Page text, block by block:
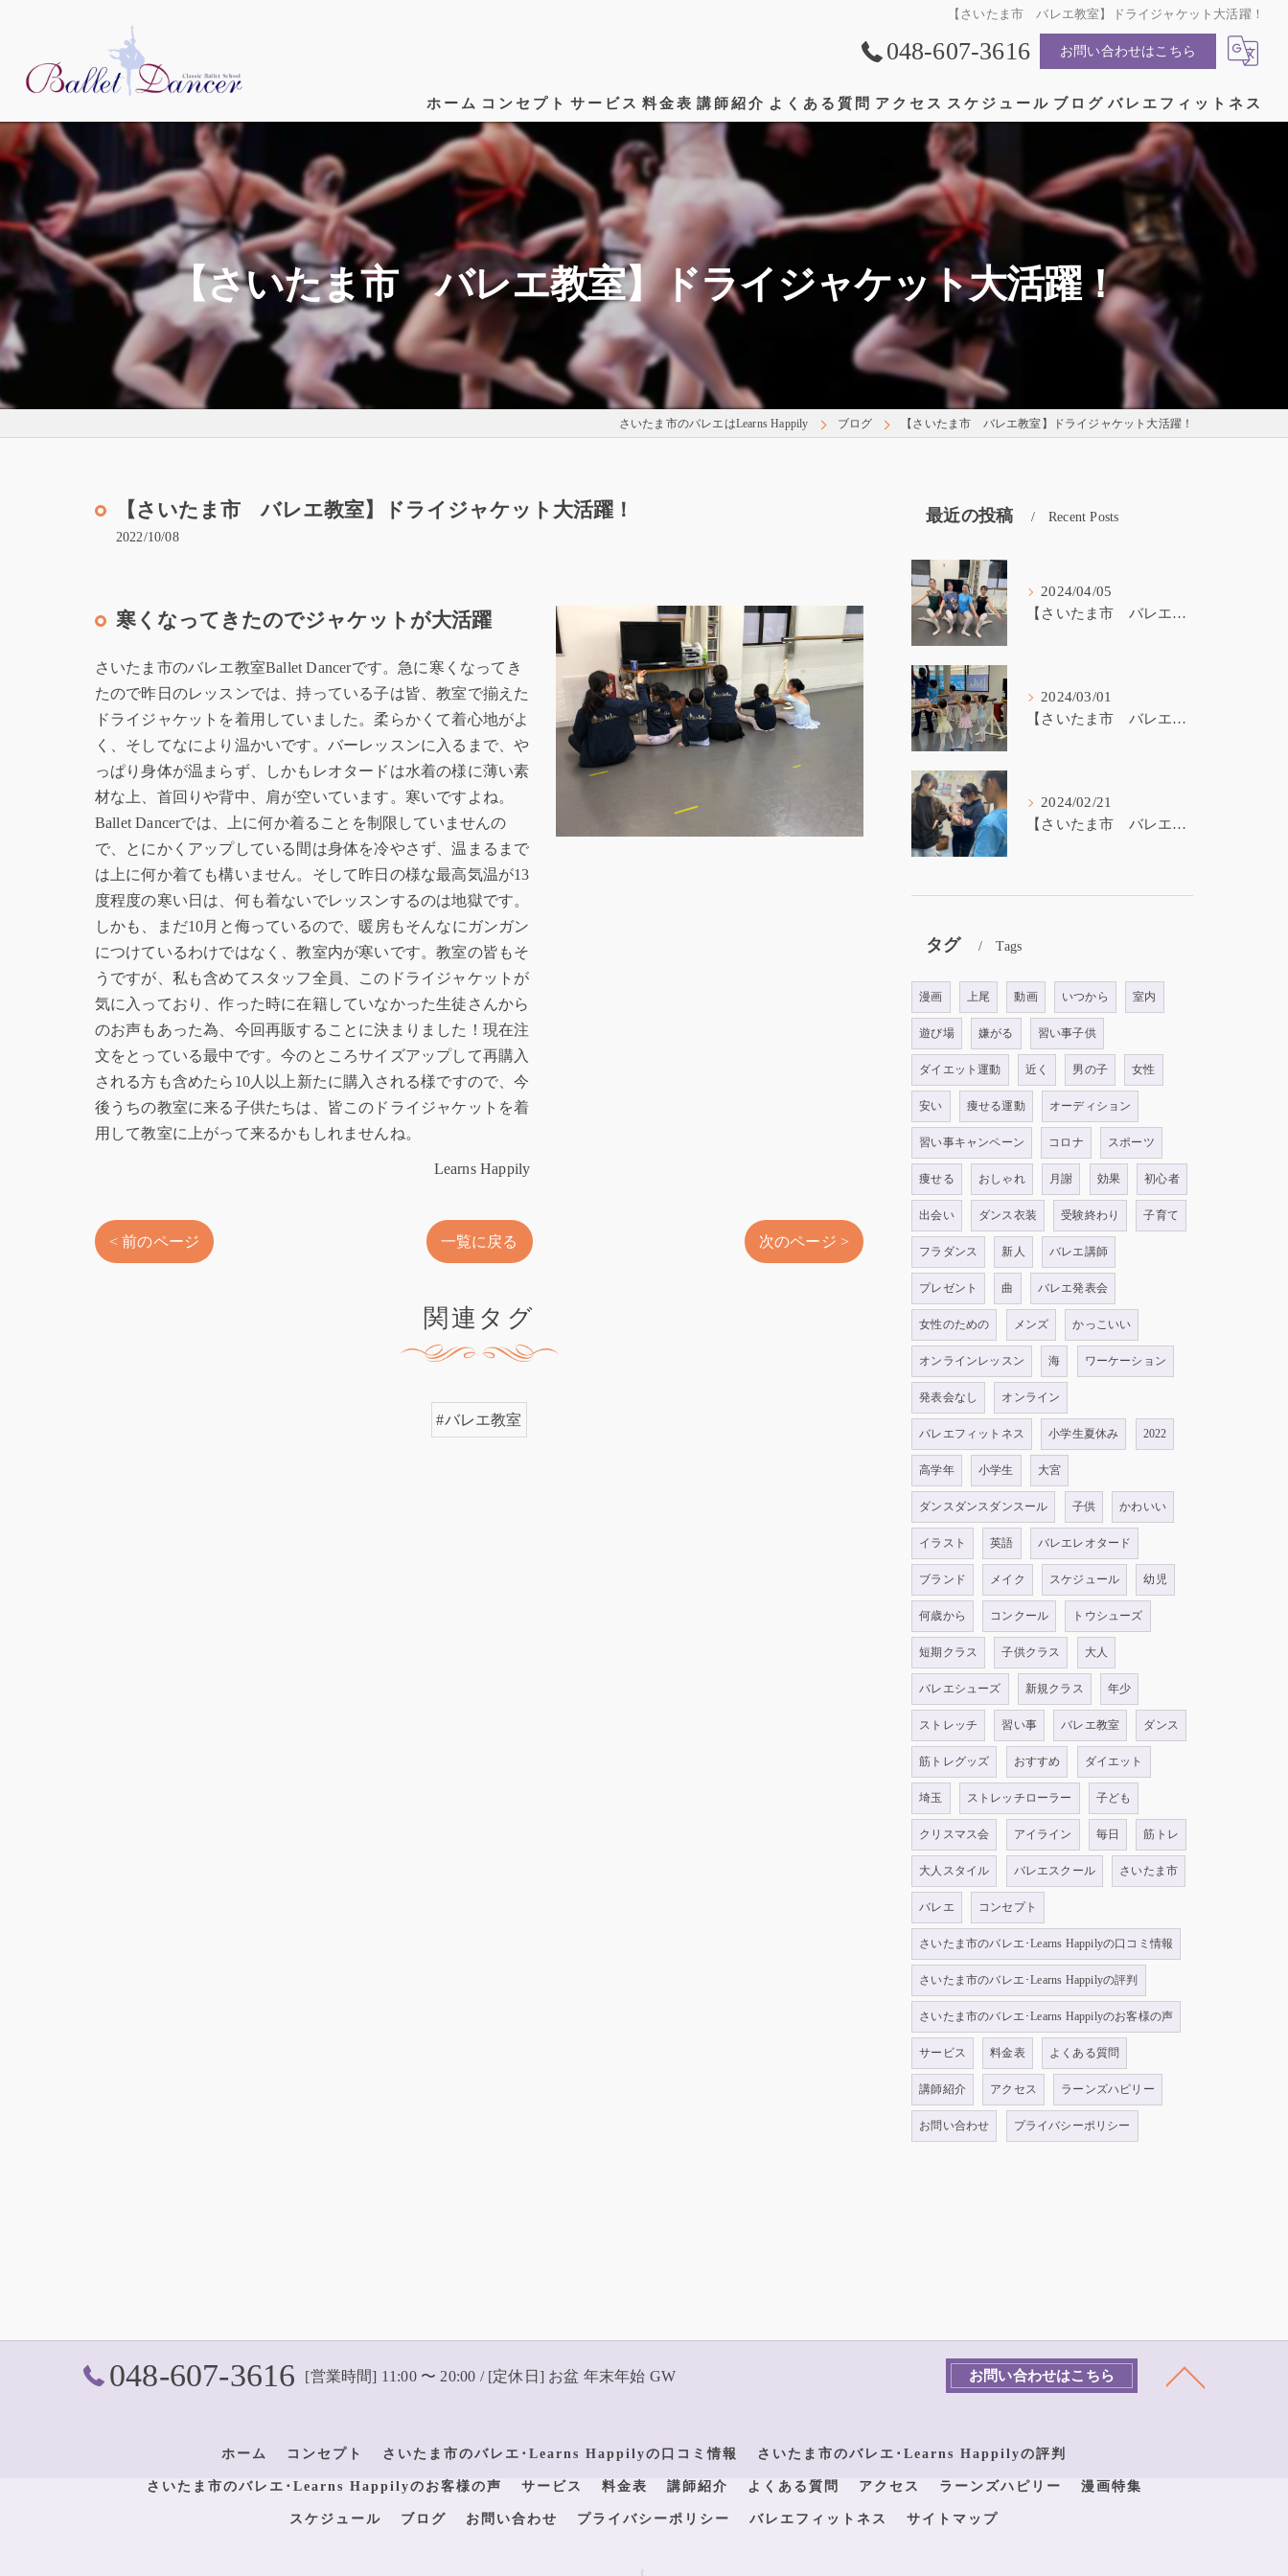
【さいたま市 バレエ教室】ドライジャケット大活躍！
048-607-3616 お問い合わせはこちら
ホーム コンセプト サービス 料金表 講師紹介 よくある質問 アクセス
漫画特集
スケジュール ブログ バレエフィットネス
【さいたま市 バレエ教室】ドライジャケット大活躍！
さいたま市のバレエはLearns Happily ブログ 【さいたま市 バレエ教室】ドライジャケット大活躍！
【さいたま市 バレエ教室】ドライジャケット大活躍！
2022/10/08
寒くなってきたのでジャケットが大活躍
さいたま市のバレエ教室Ballet Dancerです。急に寒くなってき
たので昨日のレッスンでは、持っている子は皆、教室で揃えた
ドライジャケットを着用していました。柔らかくて着心地がよ
く、そしてなにより温かいです。バーレッスンに入るまで、や
っぱり身体が温まらず、しかもレオタードは水着の様に薄い素
材な上、首回りや背中、肩が空いています。寒いですよね。
Ballet Dancerでは、上に何か着ることを制限していませんの
で、とにかくアップしている間は身体を冷やさず、温まるまで
は上に何か着ても構いません。そして昨日の様な最高気温が13
度程度の寒い日は、何も着ないでレッスンするのは地獄です。
しかも、まだ10月と侮っているので、暖房もそんなにガンガン
につけているわけではなく、教室内が寒いです。教室の皆もそ
うですが、私も含めてスタッフ全員、このドライジャケットが
気に入っており、作った時に在籍していなかった生徒さんから
のお声もあった為、今回再販することに決まりました！現在注
文をとっている最中です。今のところサイズアップして再購入
される方も含めたら10人以上新たに購入される様ですので、今
後うちの教室に来る子供たちは、皆このドライジャケットを着
用して教室に上がって来るかもしれませんね。
Learns Happily
< 前のページ 一覧に戻る 次のページ >
関連タグ
#バレエ教室
最近の投稿 Recent Posts
2024/04/05
【さいたま市 バレエ教室】受験生が戻ってきました！
2024/03/01
【さいたま市 バレエ教室】3歳から始めるバレエ
2024/02/21
【さいたま市 バレエ教室】バレエ講師の子育て
タグ Tags
漫画 上尾 動画 いつから 室内
遊び場 嫌がる 習い事子供
ダイエット運動 近く 男の子 女性
安い 痩せる運動 オーディション
習い事キャンペーン コロナ スポーツ
痩せる おしゃれ 月謝 効果 初心者
出会い ダンス衣装 受験終わり 子育て
フラダンス 新人 バレエ講師
プレゼント 曲 バレエ発表会
女性のための メンズ かっこいい
オンラインレッスン 海 ワーケーション
発表会なし オンライン
バレエフィットネス 小学生夏休み 2022
高学年 小学生 大宮
ダンスダンスダンスール 子供 かわいい
イラスト 英語 バレエレオタード
ブランド メイク スケジュール 幼児
何歳から コンクール トウシューズ
短期クラス 子供クラス 大人
バレエシューズ 新規クラス 年少
ストレッチ 習い事 バレエ教室 ダンス
筋トレグッズ おすすめ ダイエット
埼玉 ストレッチローラー 子ども
クリスマス会 アイライン 毎日 筋トレ
大人スタイル バレエスクール さいたま市
バレエ コンセプト
さいたま市のバレエ･Learns Happilyの口コミ情報
さいたま市のバレエ･Learns Happilyの評判
さいたま市のバレエ･Learns Happilyのお客様の声
サービス 料金表 よくある質問
講師紹介 アクセス ラーンズハピリー
お問い合わせ プライバシーポリシー
048-607-3616 [営業時間] 11:00 〜 20:00 / [定休日] お盆 年末年始 GW お問い合わせはこちら
ホーム コンセプト さいたま市のバレエ･Learns Happilyの口コミ情報 さいたま市のバレエ･Learns Happilyの評判
さいたま市のバレエ･Learns Happilyのお客様の声 サービス 料金表 講師紹介 よくある質問 アクセス ラーンズハピリー 漫画特集
スケジュール ブログ お問い合わせ プライバシーポリシー バレエフィットネス サイトマップ